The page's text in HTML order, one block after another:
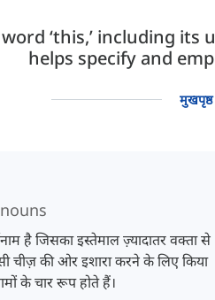
‘this,’ including
helps specify and
मुखपृष्ठ
है जिसका इस्तेमाल ज़्यादातर वक्ता से
चीज़ की ओर इशारा करने के लिए किया
के चार रूप होते हैं।